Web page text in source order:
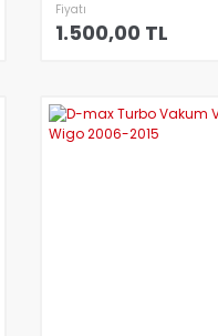
Fiyatı
1.500,00 TL